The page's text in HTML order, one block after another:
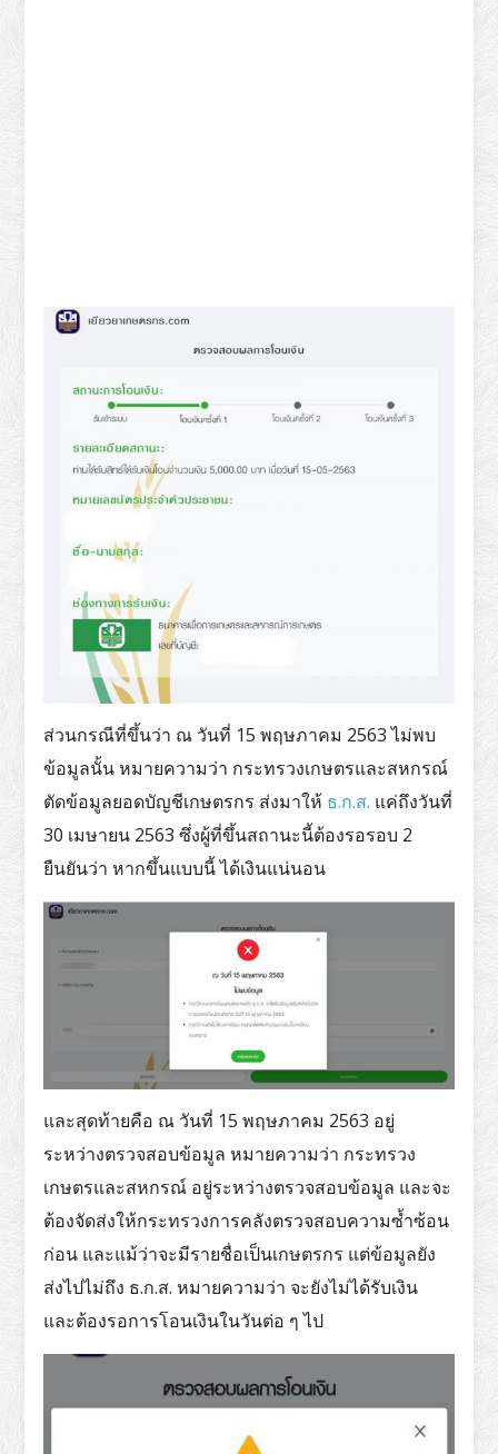
ส่วนกรณีที่ขึ้นว่า ณ วันที่ 15 พฤษภาคม 2563 ไม่พบ
ข้อมูลนั้น หมายความว่า กระทรวงเกษตรและสหกรณ์
ตัดข้อมูลยอดบัญชีเกษตรกร ส่งมาให้ ธ.ก.ส. แค่ถึงวันที่
30 เมษายน 2563 ซึ่งผู้ที่ขึ้นสถานะนี้ต้องรอรอบ 2
ยืนยันว่า หากขึ้นแบบนี้ ได้เงินแน่นอน
และสุดท้ายคือ ณ วันที่ 15 พฤษภาคม 2563 อยู่
ระหว่างตรวจสอบข้อมูล หมายความว่า กระทรวง
เกษตรและสหกรณ์ อยู่ระหว่างตรวจสอบข้อมูล และจะ
ต้องจัดส่งให้กระทรวงการคลังตรวจสอบความซ้ำซ้อน
ก่อน และแม้ว่าจะมีรายชื่อเป็นเกษตรกร แต่ข้อมูลยัง
ส่งไปไม่ถึง ธ.ก.ส. หมายความว่า จะยังไม่ได้รับเงิน
และต้องรอการโอนเงินในวันต่อ ๆ ไป